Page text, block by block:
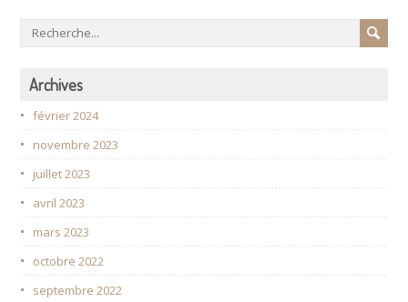
Archives
février 2024
novembre 2023
juillet 2023
avril 2023
mars 2023
octobre 2022
septembre 2022